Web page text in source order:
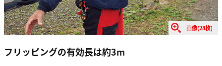
画像(28枚)
フリッピングの有効長は約3m